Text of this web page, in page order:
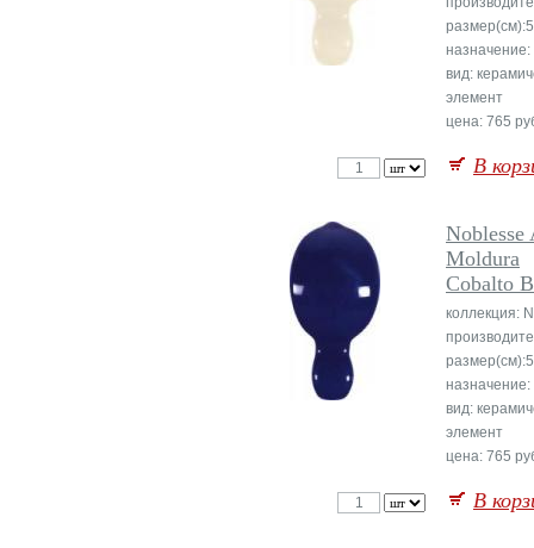
вид:
элемент
цена: 765
В
Noblesse
Moldura
Cobalto
коллекция:
вид:
элемент
цена: 765
В